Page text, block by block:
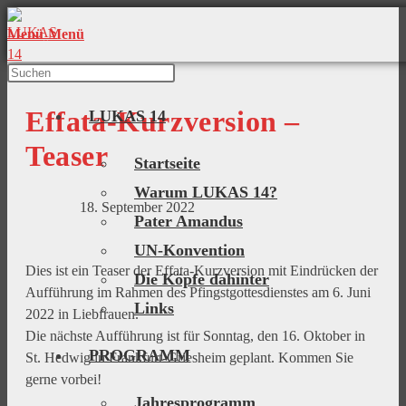
Menü Menü
LUKAS 14
Startseite
Warum LUKAS 14?
Pater Amandus
UN-Konvention
Die Köpfe dahinter
Links
PROGRAMM
Jahresprogramm
Effata-Kurzversion –
Teaser
18. September 2022
Dies ist ein Teaser der Effata-Kurzversion mit Eindrücken der
Aufführung im Rahmen des Pfingstgottesdienstes am 6. Juni
2022 in Liebfrauen.
Die nächste Aufführung ist für Sonntag, den 16. Oktober in
St. Hedwig in Frankfurt-Griesheim geplant. Kommen Sie
gerne vorbei!